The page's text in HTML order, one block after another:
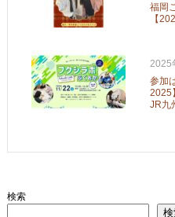
福岡
【
2025
参加
2025
JR九
検索